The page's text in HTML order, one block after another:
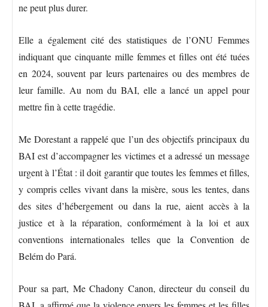
ne peut plus durer.
Elle a également cité des statistiques de l’ONU Femmes
indiquant que cinquante mille femmes et filles ont été tuées
en 2024, souvent par leurs partenaires ou des membres de
leur famille. Au nom du BAI, elle a lancé un appel pour
mettre fin à cette tragédie.
Me Dorestant a rappelé que l’un des objectifs principaux du
BAI est d’accompagner les victimes et a adressé un message
urgent à l’État : il doit garantir que toutes les femmes et filles,
y compris celles vivant dans la misère, sous les tentes, dans
des sites d’hébergement ou dans la rue, aient accès à la
justice et à la réparation, conformément à la loi et aux
conventions internationales telles que la Convention de
Belém do Pará.
Pour sa part, Me Chadony Canon, directeur du conseil du